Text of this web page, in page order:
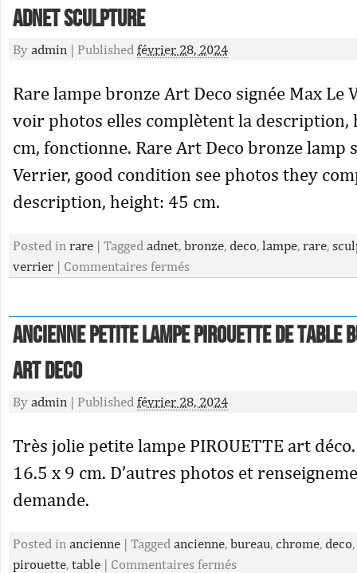
Adnet sculpture
By admin | Published février 28, 2024
Rare lampe bronze Art Deco signée Max Le
voir photos elles complètent la description,
cm, fonctionne. Rare Art Deco bronze lamp
Verrier, good condition see photos they
description, height: 45 cm.
Posted in rare | Tagged adnet, bronze, deco, lampe, rare,
verrier | Commentaires fermés
Ancienne Petite Lampe Pirouette De Table
Art Deco
By admin | Published février 28, 2024
Très jolie petite lampe PIROUETTE art
16.5 x 9 cm. D’autres photos et
demande.
Posted in ancienne | Tagged ancienne, bureau, chrome, deco,
pirouette, table | Commentaires fermés